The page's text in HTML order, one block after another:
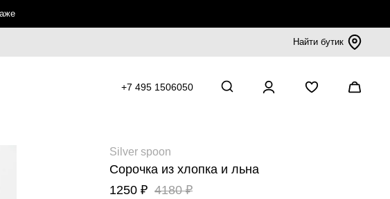
Найти бутик
+7 495 1506050
Silver spoon
Сорочка из хлопка и льна
1250 ₽ 4180 ₽